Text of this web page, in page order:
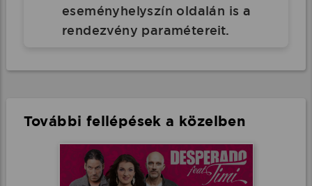
eseményhelyszín oldalán is a
rendezvény paramétereit.
További fellépések a közelben